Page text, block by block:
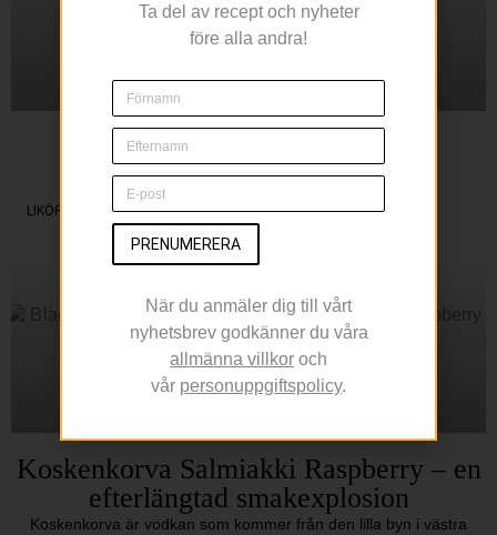
Sippa på en Margarita
Under Cinco de Mayo
LIKÖR
Koskenkorva Salmiakki Raspberry – en
efterlängtad smakexplosion
Koskenkorva är vodkan som kommer från den lilla byn i västra
Ta del av recept och nyheter
före alla andra!
PRENUMERERA
När du anmäler dig till vårt
nyhetsbrev godkänner du våra
allmänna villkor och
vår personuppgiftspolicy.